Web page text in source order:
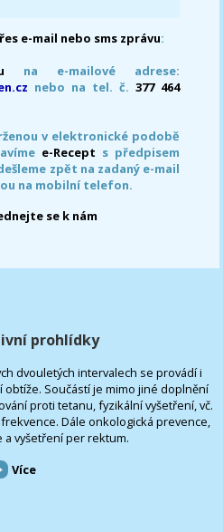
e-mail nebo sms zprávu:
na e-mailové adrese:
nebo na tel. č. 377 464
v elektronické podobě
e-Recept s předpisem
zpět na zadaný e-mail
na mobilní telefon.
se k nám
prohlídky
dvouletých intervalech se provádí i
Součástí je mimo jiné doplnění
proti tetanu, fyzikální vyšetření, vč.
Dále onkologická prevence,
a vyšetření per rektum.
Více